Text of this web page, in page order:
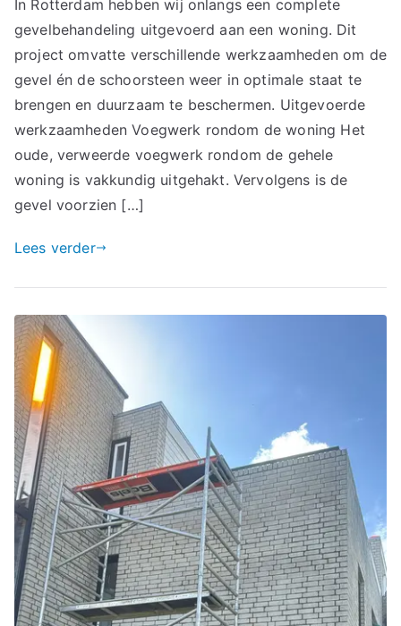
In Rotterdam hebben wij onlangs een complete
gevelbehandeling uitgevoerd aan een woning. Dit
project omvatte verschillende werkzaamheden om de
gevel én de schoorsteen weer in optimale staat te
brengen en duurzaam te beschermen. Uitgevoerde
werkzaamheden Voegwerk rondom de woning Het
oude, verweerde voegwerk rondom de gehele
woning is vakkundig uitgehakt. Vervolgens is de
gevel voorzien […]
Lees verder